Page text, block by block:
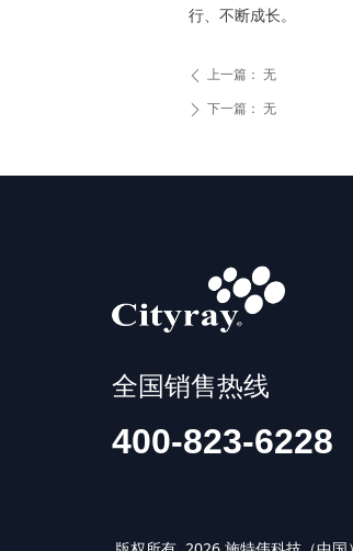
行、不断成长。
ꄴ 上一篇： 无
ꄲ 下一篇： 无
全国销售热线
400-823-6228